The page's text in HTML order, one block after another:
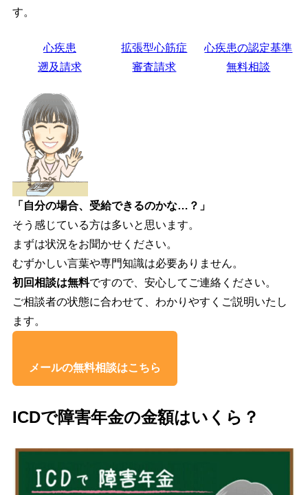
す。
心疾患 拡張型心筋症
心疾患の認定基準
遡及請求
審査請求 無料相談
「自分の場合、受給できるのかな…？」
そう感じている方は多いと思います。
まずは状況をお聞かせください。
むずかしい言葉や専門知識は必要ありません。
初回相談は無料ですので、安心してご連絡ください。
ご相談者の状態に合わせて、わかりやすくご説明いたし
ます。
メールの無料相談はこちら
ICDで障害年金の金額はいくら？